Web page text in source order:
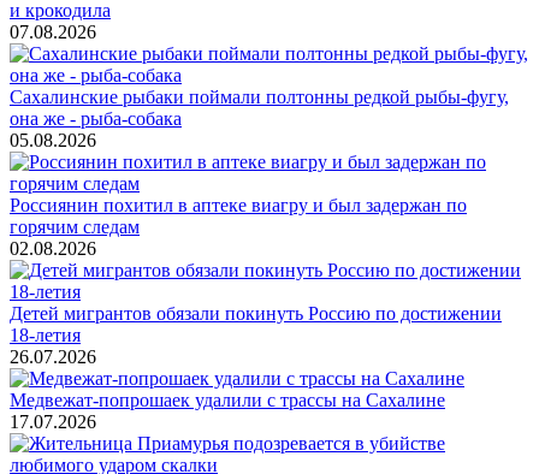
и крокодила
07.08.2026
Сахалинские рыбаки поймали полтонны редкой рыбы-фугу,
она же - рыба-собака
05.08.2026
Россиянин похитил в аптеке виагру и был задержан по
горячим следам
02.08.2026
Детей мигрантов обязали покинуть Россию по достижении
18-летия
26.07.2026
Медвежат-попрошаек удалили с трассы на Сахалине
17.07.2026